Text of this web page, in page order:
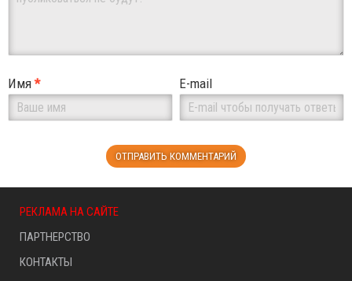
Имя* E-mail
РЕКЛАМА НА САЙТЕ
ПАРТНЕРСТВО
КОНТАКТЫ